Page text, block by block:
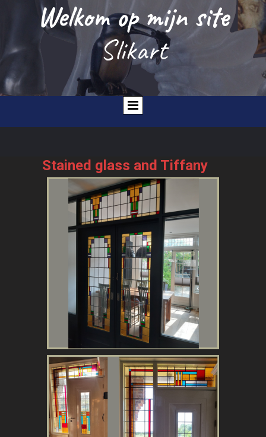
Welkom op mijn site
Slikart
P
Stained glass and Tiffany